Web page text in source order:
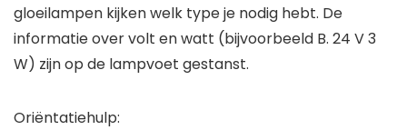
gloeilampen kijken welk type je nodig hebt. De
informatie over volt en watt (bijvoorbeeld B. 24 V 3
W) zijn op de lampvoet gestanst.
Oriëntatiehulp: